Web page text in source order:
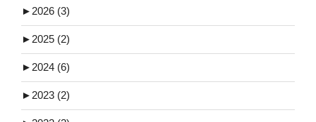
►2026 (3)
►2025 (2)
►2024 (6)
►2023 (2)